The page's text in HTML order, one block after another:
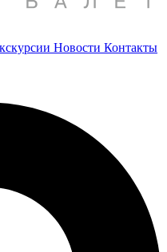
Новости Контакты